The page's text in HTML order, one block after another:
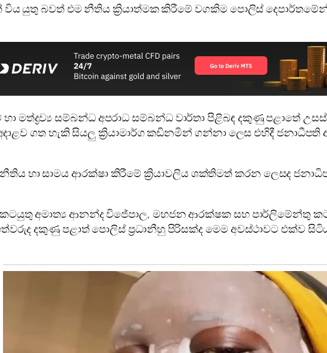
යුතු බවත් එම නීතිය ක්‍රියාත්මක කිරීමේ වගකිම පොලිස්
හා මත්ද්‍රව්‍ය සම්බන්ධ අපරාධ සම්බන්ධ වාර්තා පිළිබඳ දකුණු පළාතේ
ගත හැකි සියලු ක්‍රියාමාර්ග කඩිනමින් ගන්නා ලෙස එහිදී
හා සාමය ආරක්ෂා කිරීමේ ක්‍රියාවලිය ශක්තිමත් කරන ලෙසද
අමාත්‍ය ආනන්ද විජේපාල, මහජන ආරක්ෂක සහ පාර්ලිමේන්තු
දකුණු පළාත් පොලිස් ප්‍රධානීහු පිරිසක්ද මෙම අවස්ථාවට එක්ව